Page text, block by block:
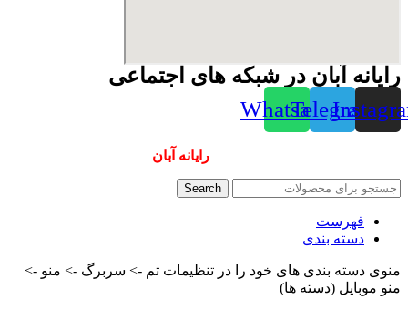
رایانه آبان در شبکه های اجتماعی
Telegram
Whatsapp
رایانه آبان
Search
فهرست
دسته بندی
منوی دسته بندی های خود را در تنظیمات تم -> سربرگ -> منو ->
منو موبایل (دسته ها)